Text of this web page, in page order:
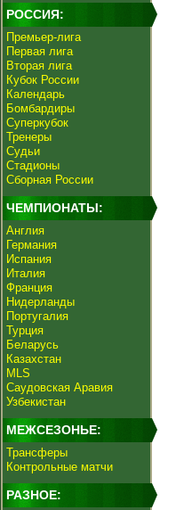
РОССИЯ:
Премьер-лига
Первая лига
Вторая лига
Кубок России
Календарь
Бомбардиры
Суперкубок
Тренеры
Судьи
Стадионы
Сборная России
ЧЕМПИОНАТЫ:
Англия
Германия
Испания
Италия
Франция
Нидерланды
Португалия
Турция
Беларусь
Казахстан
MLS
Саудовская Аравия
Узбекистан
МЕЖСЕЗОНЬЕ:
Трансферы
Контрольные матчи
РАЗНОЕ: